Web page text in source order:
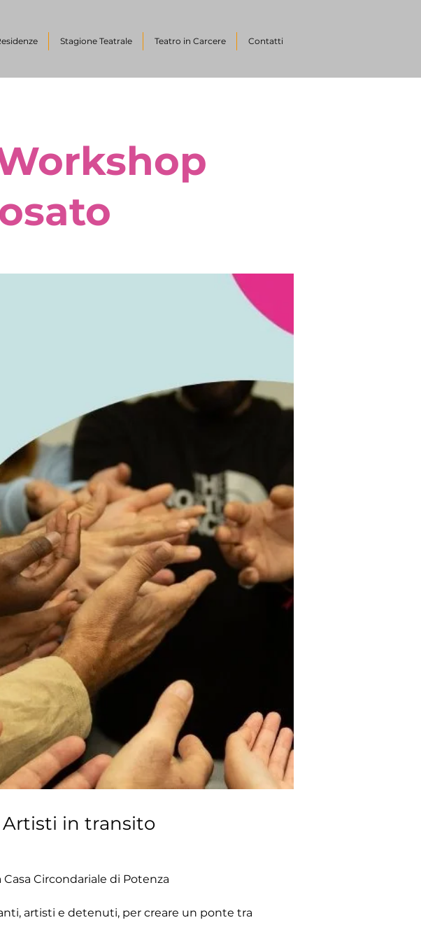
Stagione Teatrale Teatro in Carcere Contatti
in transito
Casa Circondariale di Potenza​​
artisti e detenuti, per creare un ponte tra